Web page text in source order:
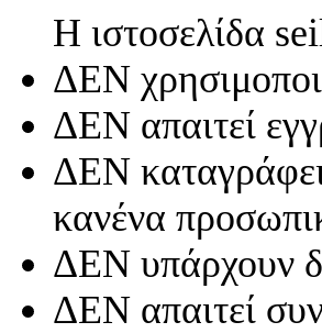
Η ιστοσελίδα
ΔΕΝ
ΔΕΝ απαιτεί
ΔΕΝ καταγράφει
κανένα
ΔΕΝ υπάρχουν
ΔΕΝ απαιτεί